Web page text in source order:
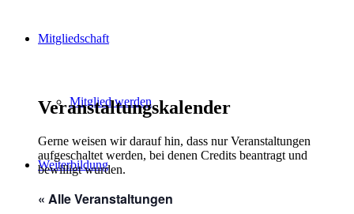
Mitgliedschaft
Mitglied werden
Weiterbildung
Veranstaltungskalender
Gerne weisen wir darauf hin, dass nur Veranstaltungen
aufgeschaltet werden, bei denen Credits beantragt und
bewilligt wurden.
« Alle Veranstaltungen